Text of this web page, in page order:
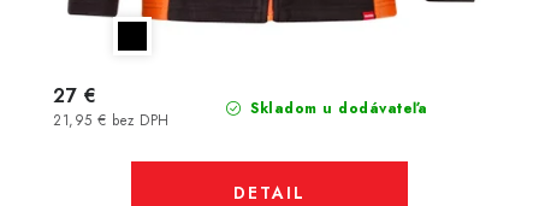
Skladom u dodávateľa
21,95 € bez DPH
27 €
DETAIL